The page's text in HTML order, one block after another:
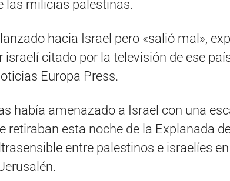
las milicias palestinas.
hacia Israel pero «salió mal»,
citado por la televisión de ese
Europa Press.
había amenazado a Israel con una
retiraban esta noche de la Explanada
entre palestinos e israelíes